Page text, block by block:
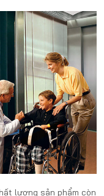
lượng sản phẩm còn